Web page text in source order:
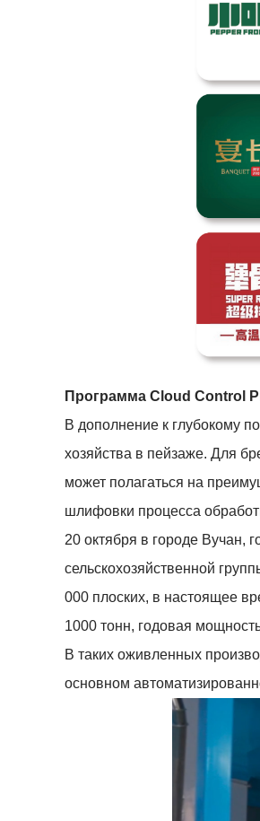
Программа Cloud Control
В дополнение к глубокому
хозяйства в пейзаже. Для
может полагаться на
шлифовки процесса
20 октября в городе Вучан,
сельскохозяйственной
000 плоских, в настоящее
1000 тонн, годовая
В таких оживленных
основном